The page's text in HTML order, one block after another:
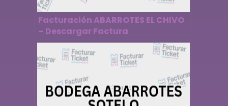
Facturación ABARROTES EL CHIVO
– Descargar Factura